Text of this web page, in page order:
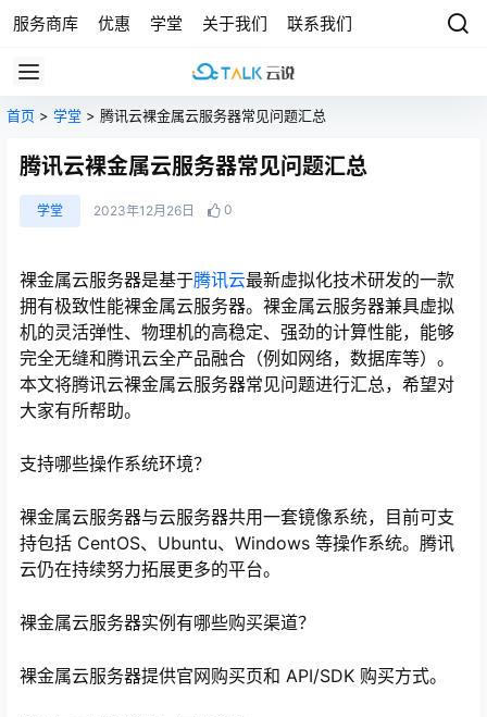
服务商库 优惠 学堂 关于我们 联系我们
首页 > 学堂 > 腾讯云裸金属云服务器常见问题汇总
腾讯云裸金属云服务器常见问题汇总
学堂 2023年12月26日 0
裸金属云服务器是基于腾讯云最新虚拟化技术研发的一款
拥有极致性能裸金属云服务器。裸金属云服务器兼具虚拟
机的灵活弹性、物理机的高稳定、强劲的计算性能，能够
完全无缝和腾讯云全产品融合（例如网络，数据库等）。
本文将腾讯云裸金属云服务器常见问题进行汇总，希望对
大家有所帮助。
支持哪些操作系统环境？
裸金属云服务器与云服务器共用一套镜像系统，目前可支
持包括 CentOS、Ubuntu、Windows 等操作系统。腾讯
云仍在持续努力拓展更多的平台。
裸金属云服务器实例有哪些购买渠道？
裸金属云服务器提供官网购买页和 API/SDK 购买方式。